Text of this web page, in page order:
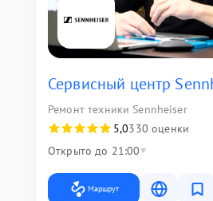
Сервисный центр
Ремонт техники Sennheiser
5,0330 оценки
Открыто до 21:00
Маршрут